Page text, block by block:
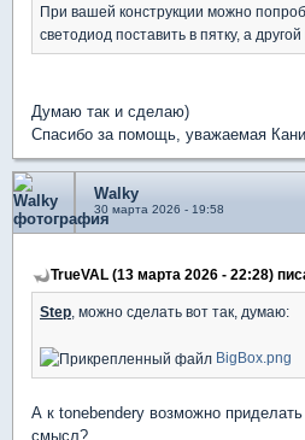
При вашей конструкции можно
светодиод поставить в пятку, а другой
Думаю так и сделаю)
Спасибо за помощь, уважаемая
Walky
30 марта 2026 - 19:58
TrueVAL (13 марта 2026 - 22:28)
Step , можно сделать вот так, думаю:
BigBox.png
А к tonebenderу возможно
смысл?